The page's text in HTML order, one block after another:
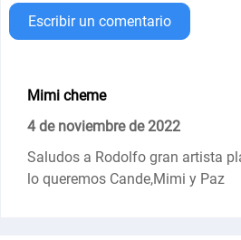
Escribir un comentario
Mimi cheme
4 de noviembre de 2022
Saludos a Rodolfo gran artista
lo queremos Cande,Mimi y Paz